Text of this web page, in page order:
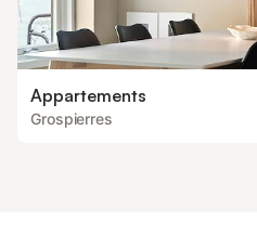
Appartements
Grospierres